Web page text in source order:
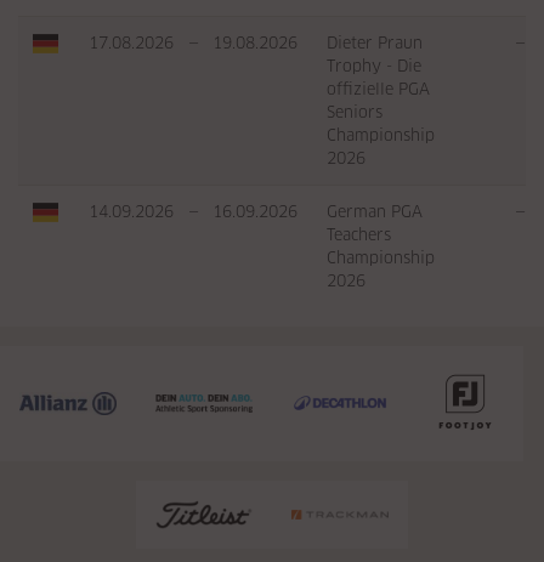
17.08.2026 — 19.08.2026
Dieter Praun
Trophy - Die
offizielle PGA
Seniors
Championship
2026
—
14.09.2026 — 16.09.2026
German PGA
Teachers
Championship
2026
—